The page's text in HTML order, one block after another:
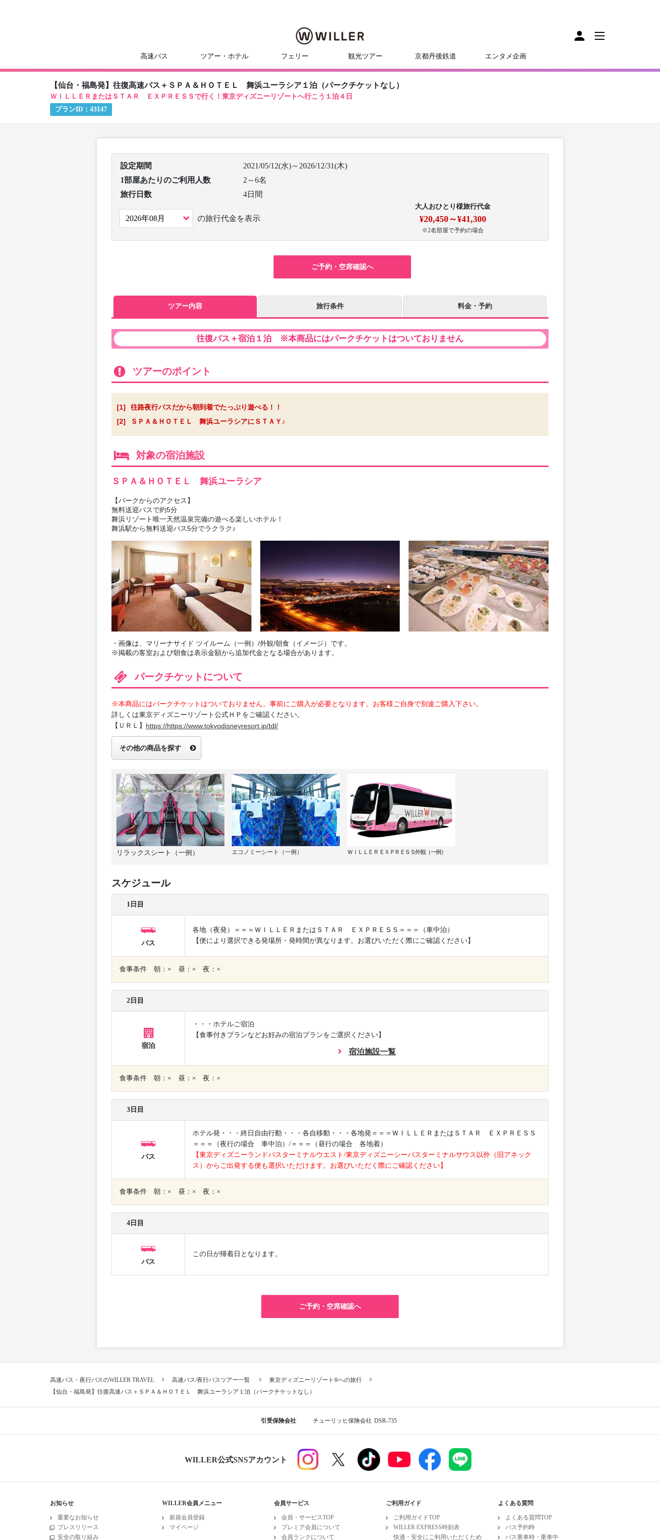
高速バス ツアー・ホテル フェリー 観光ツアー 京都丹後鉄道 エンタメ企画
【仙台・福島発】往復高速バス＋ＳＰＡ＆ＨＯＴＥＬ 舞浜ユーラシア１泊（パークチケットなし）
ＷＩＬＬＥＲまたはＳＴＡＲ ＥＸＰＲＥＳＳで行く！東京ディズニーリゾートへ行こう１泊４日
プランID： 43147
設定期間
2021/05/12(水)～2026/12/31(木)
1部屋あたりのご利用人数
2～6名
旅行日数
4日間
の旅行代金を表示
大人おひとり様旅行代金
¥20,450～¥41,300
※2名部屋で予約の場合
ご予約・空席確認へ
ツアー内容 旅行条件 料金・予約
往復バス＋宿泊１泊 ※本商品にはパークチケットはついておりません
ツアーのポイント
[1]
往路夜行バスだから朝到着でたっぷり遊べる！！
[2]
ＳＰＡ＆ＨＯＴＥＬ 舞浜ユーラシアにＳＴＡＹ♪
対象の宿泊施設
ＳＰＡ＆ＨＯＴＥＬ 舞浜ユーラシア
【パークからのアクセス】
無料送迎バスで約5分
舞浜リゾート唯一天然温泉完備の遊べる楽しいホテル！
舞浜駅から無料送迎バス5分でラクラク♪
・画像は、マリーナサイド ツイルーム（一例）/外観/朝食（イメージ）です。
※掲載の客室および朝食は表示金額から追加代金となる場合があります。
パークチケットについて
※本商品にはパークチケットはついておりません。事前にご購入が必要となります。お客様ご自身で別途ご購入下さい。
詳しくは東京ディズニーリゾート公式ＨＰをご確認ください。
【ＵＲＬ】 https://https://www.tokyodisneyresort.jp/tdl/
その他の商品を探す
リラックスシート（一例） エコノミーシート（一例） ＷＩＬＬＥＲ ＥＸＰＲＥＳＳ外観（一例）
スケジュール
1日目
バス
各地（夜発）＝＝＝ＷＩＬＬＥＲまたはＳＴＡＲ ＥＸＰＲＥＳＳ＝＝＝（車中泊）
【便により選択できる発場所・発時間が異なります。お選びいただく際にご確認ください】
食事条件 朝：× 昼：× 夜：×
2日目
宿泊
・・・ホテルご宿泊
【食事付きプランなどお好みの宿泊プランをご選択ください】
宿泊施設一覧
食事条件 朝：× 昼：× 夜：×
3日目
バス
ホテル発・・・終日自由行動・・・各自移動・・・各地発＝＝＝ＷＩＬＬＥＲまたはＳＴＡＲ ＥＸＰＲＥＳＳ
＝＝＝（夜行の場合 車中泊）/＝＝＝（昼行の場合 各地着）
【東京ディズニーランドバスターミナルウエスト/東京ディズニーシーバスターミナルサウス以外（旧アネック
ス）からご出発する便も選択いただけます。お選びいただく際にご確認ください】
食事条件 朝：× 昼：× 夜：×
4日目
バス
この日が帰着日となります。
ご予約・空席確認へ
高速バス・夜行バスのWILLER TRAVEL 高速バス/夜行バスツアー一覧
東京ディズニーリゾート®への旅行
【仙台・福島発】往復高速バス＋ＳＰＡ＆ＨＯＴＥＬ 舞浜ユーラシア１泊（パークチケットなし）
引受保険会社 チューリッヒ保険会社 DSR-735
WILLER公式SNSアカウント
お知らせ
重要なお知らせ
プレスリリース
安全の取り組み
WILLER会員メニュー
新規会員登録
マイページ
会員サービス
会員・サービスTOP
プレミア会員について
会員ランクについて
ご利用ガイド
ご利用ガイドTOP
WILLER EXPRESS時刻表
快適・安全にご利用いただくため
よくある質問
よくある質問TOP
バス予約時
バス乗車時・乗車中